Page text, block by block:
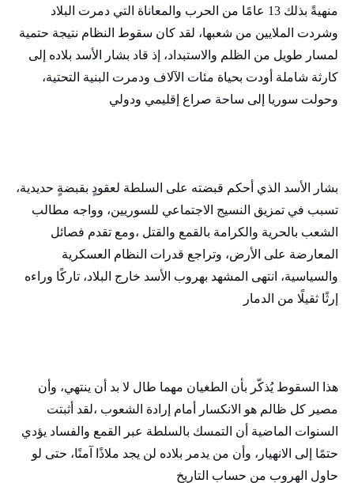
منهيةً بذلك 13 عامًا من الحرب والمعاناة التي دمرت البلاد
وشردت الملايين من شعبها، لقد كان سقوط النظام نتيجة حتمية
لمسار طويل من الظلم والاستبداد، إذ قاد بشار الأسد بلاده إلى
كارثة شاملة أودت بحياة مئات الآلاف ودمرت البنية التحتية،
وحولت سوريا إلى ساحة صراع إقليمي ودولي
بشار الأسد الذي أحكم قبضته على السلطة لعقودٍ بقبضةٍ حديدية،
تسبب في تمزيق النسيج الاجتماعي للسوريين، وواجه مطالب
الشعب بالحرية والكرامة بالقمع والقتل ،ومع تقدم فصائل
المعارضة على الأرض، وتراجع قدرات النظام العسكرية
والسياسية، انتهى المشهد بهروب الأسد خارج البلاد، تاركًا وراءه
إرثًا ثقيلًا من الدمار
هذا السقوط يُذكّر بأن الطغيان مهما طال لا بد أن ينتهي، وأن
مصير كل ظالم هو الانكسار أمام إرادة الشعوب ،لقد أثبتت
السنوات الماضية أن التمسك بالسلطة عبر القمع والفساد يؤدي
حتمًا إلى الانهيار، وأن من يدمر بلاده لن يجد ملاذًا آمنًا، حتى لو
حاول الهروب من حساب التاريخ